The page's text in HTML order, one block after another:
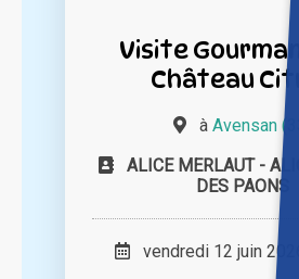
Visite
Château
à Avensan
ALICE MERLAUT -
DES PAONS
vendredi 12 juin